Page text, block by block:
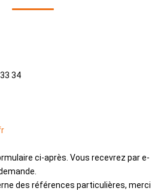
ESTIMER
AGENCE
34
ci-après. Vous recevrez par e-
des références particulières, merci